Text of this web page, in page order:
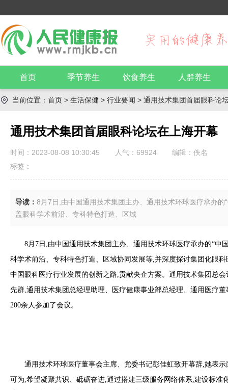
首页 季节养生 饮食养生 人群养生
当前位置： 首页 > 生活保健 > 行业要闻 > 通用技术集团首届眼科论
通用技术集团首届眼科论坛在上海开幕
时间：2023-08-08 10:30:45 人气： 69924
编辑：佚名
标签：
导读： 8月7日,由中国通用技术集团主办、通用技术环球医疗承办
盖眼科学术前沿、专科特色打造、区域
8月7日,由中国通用技术集团主办、通用技术环球医疗承办的“
科学术前沿、专科特色打造、区域协同发展等,并深度探讨集团化眼
中国眼科医疗行业发展的创新之路,贡献央企方案。通用技术集团总
先群,通用技术集团总经理助理、医疗健康事业部总经理、通用医疗
200余人参加了会议。
通用技术环球医疗董事会主席、党委书记彭佳虹致开幕辞,她表
可为,希望凝聚共识、砥砺奋进,通过搭建三级服务网络体系,建设标